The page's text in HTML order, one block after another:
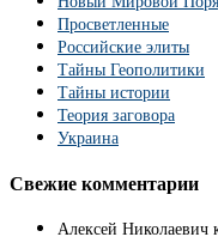
Просветленные
Российские элиты
Тайны Геополитики
Тайны истории
Теория заговора
Украина
Свежие комментарии
Алексей Николаевич